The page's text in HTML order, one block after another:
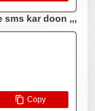
sms kar doon ,,,
Copy